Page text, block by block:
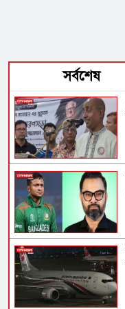
সর্বশেষ